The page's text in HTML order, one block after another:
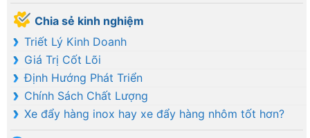
Chia sẻ kinh nghiệm
Triết Lý Kinh Doanh
Giá Trị Cốt Lõi
Định Hướng Phát Triển
Chính Sách Chất Lượng
Xe đẩy hàng inox hay xe đẩy hàng nhôm tốt hơn?